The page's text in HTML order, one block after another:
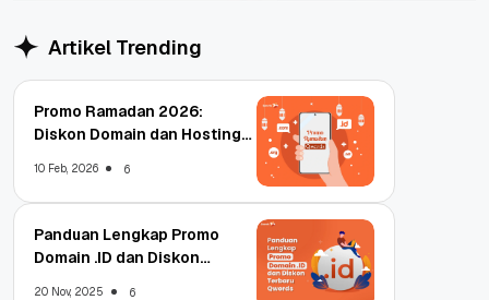
Artikel Trending
Promo Ramadan 2026:
Diskon Domain dan Hosting
10 Feb, 2026 6
Panduan Lengkap Promo
Domain .ID dan Diskon
20 Nov, 2025 6